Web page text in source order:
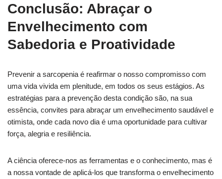
Conclusão: Abraçar o
Envelhecimento com
Sabedoria e Proatividade
Prevenir a sarcopenia é reafirmar o nosso compromisso com
uma vida vivida em plenitude, em todos os seus estágios. As
estratégias para a prevenção desta condição são, na sua
essência, convites para abraçar um envelhecimento saudável e
otimista, onde cada novo dia é uma oportunidade para cultivar
força, alegria e resiliência.
A ciência oferece-nos as ferramentas e o conhecimento, mas é
a nossa vontade de aplicá-los que transforma o envelhecimento